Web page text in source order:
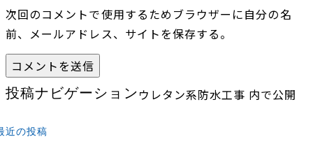
次回のコメントで使用するためブラウザーに自分の名
前、メールアドレス、サイトを保存する。
投稿ナビゲーションウレタン系防水工事 内で公開
近の投稿